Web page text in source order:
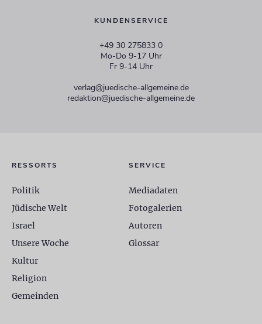
KUNDENSERVICE
+49 30 275833 0
Mo-Do 9-17 Uhr
Fr 9-14 Uhr
verlag@juedische-allgemeine.de
redaktion@juedische-allgemeine.de
RESSORTS
Politik
Jüdische Welt
Israel
Unsere Woche
Kultur
Religion
Gemeinden
SERVICE
Mediadaten
Fotogalerien
Autoren
Glossar